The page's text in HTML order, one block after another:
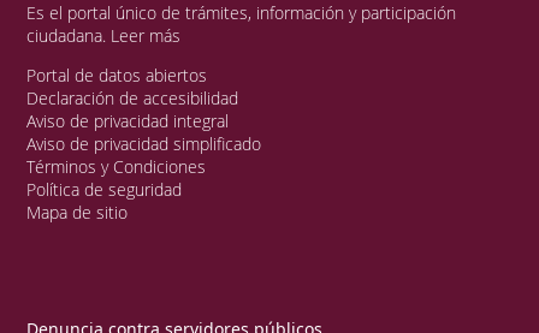
Es el portal único de trámites, información y participación
ciudadana. Leer más
Portal de datos abiertos
Declaración de accesibilidad
Aviso de privacidad integral
Aviso de privacidad simplificado
Términos y Condiciones
Política de seguridad
Mapa de sitio